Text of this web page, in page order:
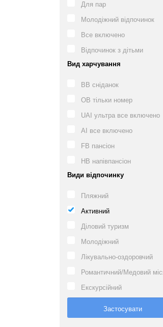
Для пар
Молодіжний відпочинок
Все включено
Відпочинок з дітьми
Вид харчування
BB сніданок
OB тільки номер
UAI ультра все включено
AI все включено
FB пансіон
HB напівпансіон
Види відпочинку
Пляжний
Активний
Діловий туризм
Молодіжний
Лікувально-оздоровчий
Романтичний/Медовий
Екскурсійний